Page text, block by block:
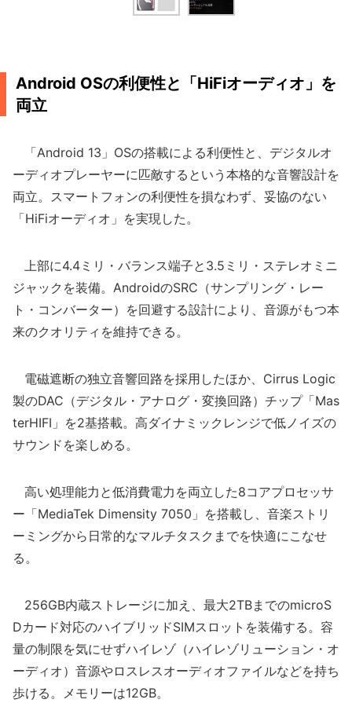
Android OSの利便性と「HiFiオーディオ」を
両立
「Android 13」OSの搭載による利便性と、デジタルオ
ーディオプレーヤーに匹敵するという本格的な音響設計を
両立。スマートフォンの利便性を損なわず、妥協のない
「HiFiオーディオ」を実現した。
上部に4.4ミリ・バランス端子と3.5ミリ・ステレオミニ
ジャックを装備。AndroidのSRC（サンプリング・レー
ト・コンバーター）を回避する設計により、音源がもつ本
来のクオリティを維持できる。
電磁遮断の独立音響回路を採用したほか、Cirrus Logic
製のDAC（デジタル・アナログ・変換回路）チップ「Mas
terHIFI」を2基搭載。高ダイナミックレンジで低ノイズの
サウンドを楽しめる。
高い処理能力と低消費電力を両立した8コアプロセッサ
ー「MediaTek Dimensity 7050」を搭載し、音楽ストリ
ーミングから日常的なマルチタスクまでを快適にこなせ
る。
256GB内蔵ストレージに加え、最大2TBまでのmicroS
Dカード対応のハイブリッドSIMスロットを装備する。容
量の制限を気にせずハイレゾ（ハイレゾリューション・オ
ーディオ）音源やロスレスオーディオファイルなどを持ち
歩ける。メモリーは12GB。